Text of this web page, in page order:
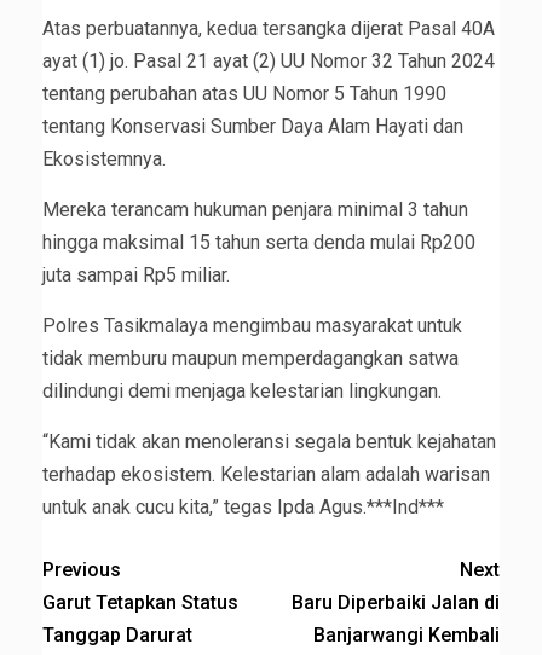
Atas perbuatannya, kedua tersangka dijerat Pasal 40A
ayat (1) jo. Pasal 21 ayat (2) UU Nomor 32 Tahun 2024
tentang perubahan atas UU Nomor 5 Tahun 1990
tentang Konservasi Sumber Daya Alam Hayati dan
Ekosistemnya.
Mereka terancam hukuman penjara minimal 3 tahun
hingga maksimal 15 tahun serta denda mulai Rp200
juta sampai Rp5 miliar.
Polres Tasikmalaya mengimbau masyarakat untuk
tidak memburu maupun memperdagangkan satwa
dilindungi demi menjaga kelestarian lingkungan.
“Kami tidak akan menoleransi segala bentuk kejahatan
terhadap ekosistem. Kelestarian alam adalah warisan
untuk anak cucu kita,” tegas Ipda Agus.***Ind***
Previous
Garut Tetapkan Status
Tanggap Darurat
Next
Baru Diperbaiki Jalan di
Banjarwangi Kembali